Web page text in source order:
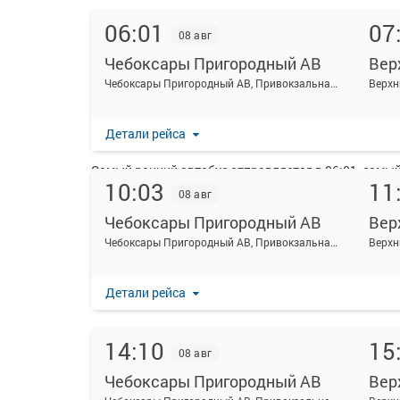
06:01 08 авг
Чебоксары Пригородный АВ
Чебоксары Пригородный АВ, Привокзальная ул., 3
Детали рейса
10:03 08 авг
Чебоксары Пригородный АВ
Чебоксары Пригородный АВ, Привокзальная ул., 3
Детали рейса
14:10 08 авг
Чебоксары Пригородный АВ
На данной странице вы можете ознакомиться с
Верхние Бурнаши д. .
Ежедневно по маршруту Чебоксары Пригородный
Перевозку пассажиров по данному направлению
Самый ранний автобус отправляется в 06:01,
Пожалуйста, обратите внимание, что посадка на
удостоверяющих личность, всех
распечатывать посадочный электронный билет